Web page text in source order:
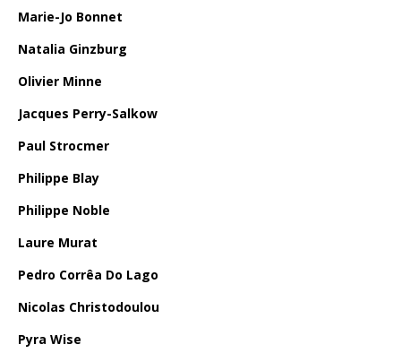
Marie-Jo Bonnet
Natalia Ginzburg
Olivier Minne
Jacques Perry-Salkow
Paul Strocmer
Philippe Blay
Philippe Noble
Laure Murat
Pedro Corrêa Do Lago
Nicolas Christodoulou
Pyra Wise